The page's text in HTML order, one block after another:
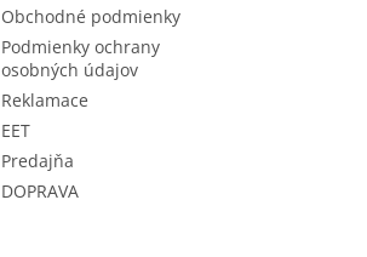
Obchodné podmienky
Podmienky ochrany
osobných údajov
Reklamace
EET
Predajňa
DOPRAVA